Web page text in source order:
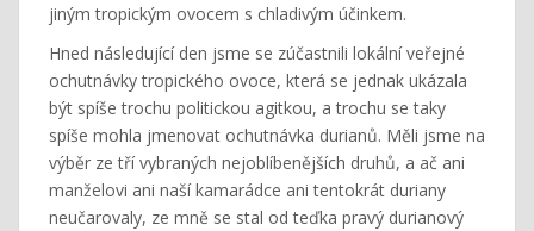
jiným tropickým ovocem s chladivým účinkem.
Hned následující den jsme se zúčastnili lokální veřejné
ochutnávky tropického ovoce, která se jednak ukázala
být spíše trochu politickou agitkou, a trochu se taky
spíše mohla jmenovat ochutnávka durianů. Měli jsme na
výběr ze tří vybraných nejoblíbenějších druhů, a ač ani
manželovi ani naší kamarádce ani tentokrát duriany
neučarovaly, ze mně se stal od teďka pravý durianový